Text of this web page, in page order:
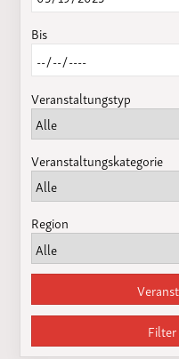
Bis
Veranstaltungstyp
Veranstaltungskategorie
Region